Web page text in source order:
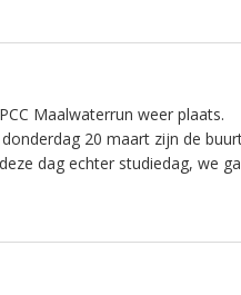
Maalwaterrun weer plaats.
20 maart zijn de
dag echter studiedag, we